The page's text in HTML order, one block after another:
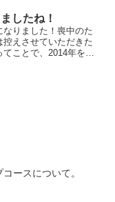
したね！
りました！喪中のた
えさせていただきた
ことで、2014年を振
ースについて。